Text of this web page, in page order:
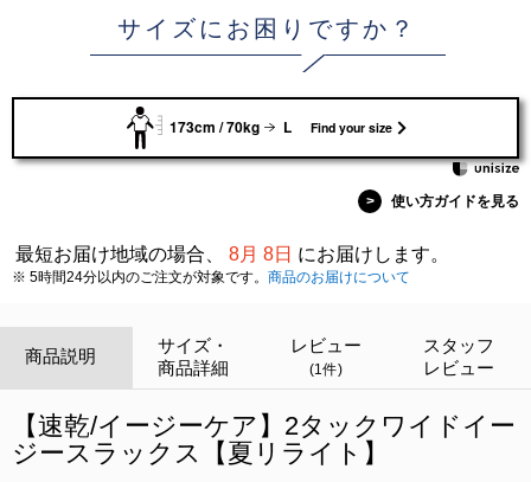
サイズにお困りですか？
173cm / 70kg L Find your size
> 使い方ガイドを見る
最短お届け地域の場合、 8月 8日 にお届けします。
※ 5時間24分以内のご注文が対象です。 商品のお届けについて
商品説明
サイズ・
商品詳細
レビュー
(1件)
スタッフ
レビュー
【速乾/イージーケア】2タックワイドイー
ジースラックス【夏リライト】